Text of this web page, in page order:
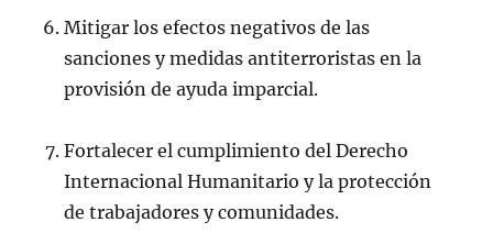
Mitigar los efectos negativos de las
sanciones y medidas antiterroristas en la
provisión de ayuda imparcial.
Fortalecer el cumplimiento del Derecho
Internacional Humanitario y la protección
de trabajadores y comunidades.